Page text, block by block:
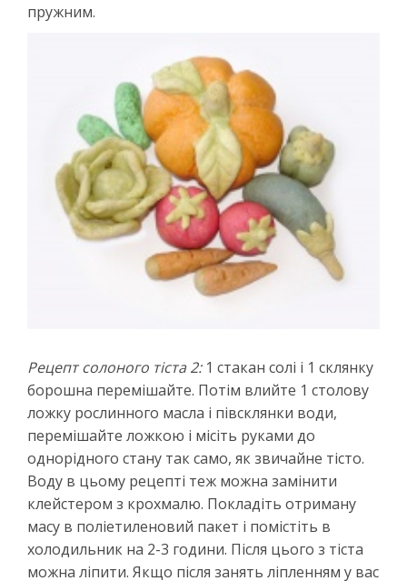
пружним.
Рецепт солоного тіста 2:1 стакан солі і 1 склянку
борошна перемішайте. Потім влийте 1 столову
ложку рослинного масла і півсклянки води,
перемішайте ложкою і місіть руками до
однорідного стану так само, як звичайне тісто.
Воду в цьому рецепті теж можна замінити
клейстером з крохмалю. Покладіть отриману
масу в поліетиленовий пакет і помістіть в
холодильник на 2-3 години. Після цього з тіста
можна ліпити. Якщо після занять ліпленням у вас